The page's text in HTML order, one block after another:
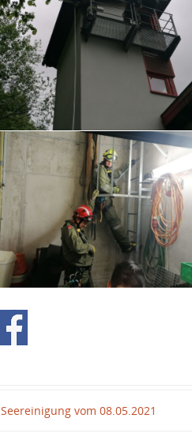
Seereinigung vom 08.05.2021